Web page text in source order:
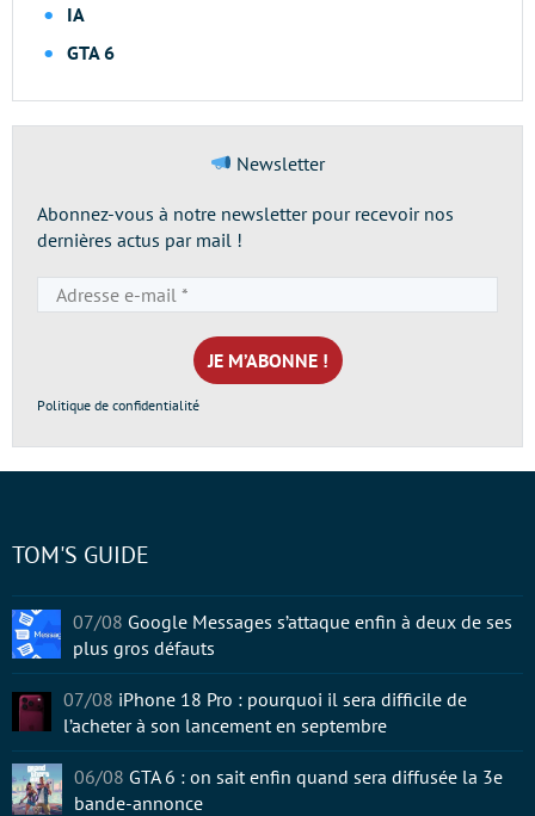
IA
GTA 6
Newsletter
Abonnez-vous à notre newsletter pour recevoir nos
dernières actus par mail !
e-
mail
*
Politique de confidentialité
TOM'S GUIDE
07/08 Google Messages s’attaque enfin à deux de ses
plus gros défauts
07/08 iPhone 18 Pro : pourquoi il sera difficile de
l’acheter à son lancement en septembre
06/08 GTA 6 : on sait enfin quand sera diffusée la 3e
bande-annonce